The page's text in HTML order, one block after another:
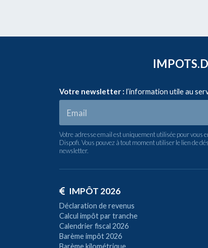
Votre newsletter : l’information utile au
Votre adresse email est uniquement utilisée pour vous
Dispofi. Vous pouvez à tout moment utiliser le lien de
newsletter.
IMPÔT 2026
Déclaration de revenus
Calcul impôt par tranche
Calendrier fiscal 2026
Barème impôt 2026